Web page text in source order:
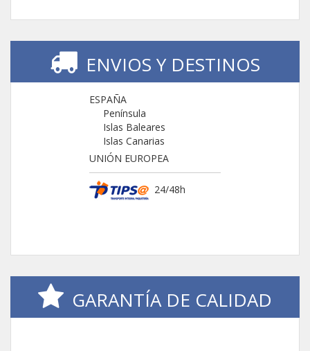
ENVIOS Y DESTINOS
ESPAÑA
Península
Islas Baleares
Islas Canarias
UNIÓN EUROPEA
24/48h
GARANTÍA DE CALIDAD